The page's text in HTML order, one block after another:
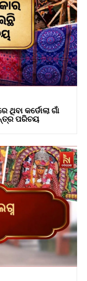
ଥିବା କର୍ଡୋଲା ଗାଁ
ପରିଚୟ